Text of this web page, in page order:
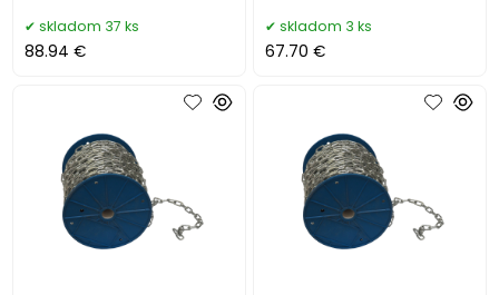
skladom 37 ks
88.94 €
skladom 3 ks
67.70 €